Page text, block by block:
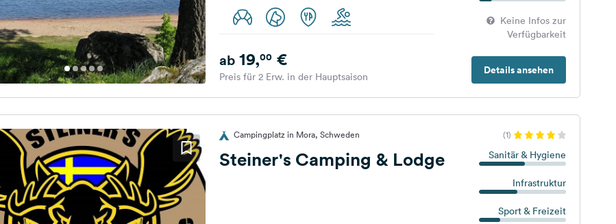
Keine Infos zur
Verfügbarkeit
Details ansehen
ab19,00€
Preis für 2 Erw. in der Hauptsaison
Campingplatz in Mora, Schweden (1)
Steiner's Camping & Lodge Sanitär & Hygiene
Infrastruktur
Sport & Freizeit